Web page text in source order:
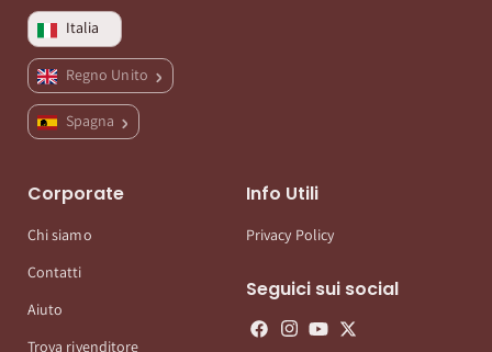
Italia
Regno Unito
Spagna
Corporate
Chi siamo
Contatti
Aiuto
Trova rivenditore
Info Utili
Privacy Policy
Seguici sui social